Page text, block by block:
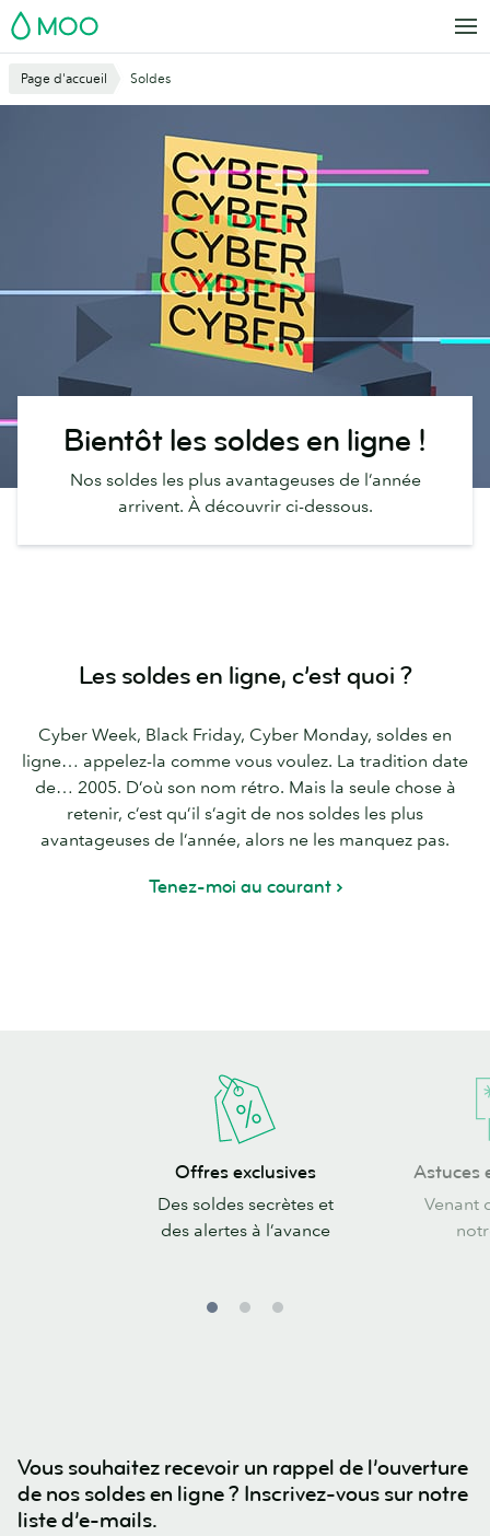
Aller
au
principal
MOO
Page d'accueil Soldes
Bientôt les soldes en ligne !
Nos soldes les plus avantageuses de l’année
arrivent. À découvrir ci-dessous.
Les soldes en ligne, c’est quoi ?
Cyber Week, Black Friday, Cyber Monday, soldes en
ligne… appelez-la comme vous voulez. La tradition date
de… 2005. D’où son nom rétro. Mais la seule chose à
retenir, c’est qu’il s’agit de nos soldes les plus
avantageuses de l’année, alors ne les manquez pas.
Tenez-moi au courant
Offres exclusives
Des soldes secrètes et
des alertes à l’avance
Astuces
inspirations
Astuces
Venant
Vous souhaitez recevoir un rappel de l’ouverture
de nos soldes en ligne ? Inscrivez-vous sur notre
liste d’e-mails.